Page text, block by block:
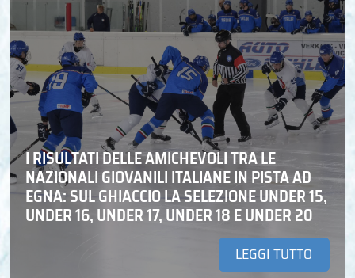
I RISULTATI DELLE AMICHEVOLI TRA LE
NAZIONALI GIOVANILI ITALIANE IN PISTA AD
EGNA: SUL GHIACCIO LA SELEZIONE UNDER 15,
UNDER 16, UNDER 17, UNDER 18 E UNDER 20
LEGGI TUTTO